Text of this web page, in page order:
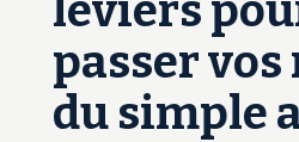
passer vos
du simple